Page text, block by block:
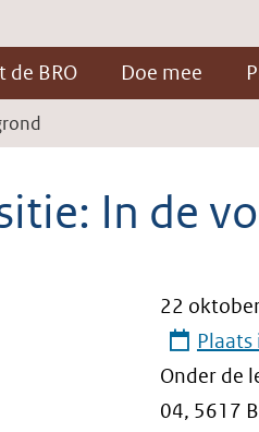
de BRO Doe mee
In de
22
Plaats
Onder de
04, 5617